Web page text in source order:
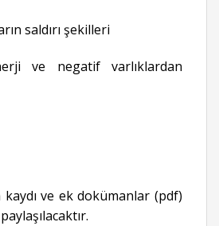
saldırı şekilleri
ve negatif varlıklardan
kaydı ve ek dokümanlar (pdf)